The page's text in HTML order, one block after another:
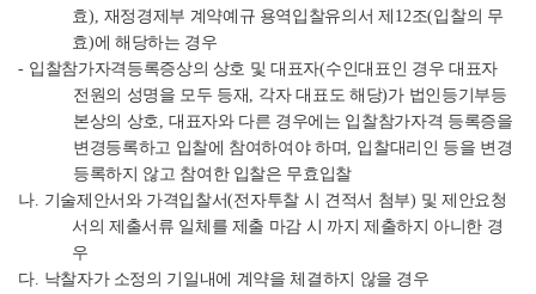
효), 재정경제부 계약예규 용역입찰유의서 제 12조(입찰의 무
효)에 해당하는 경우
- 입찰참가자격등록증상의 상호 및 대표자(수인대표인 경우 대표자
전원의 성명을 모두 등재
각자 대표도 해당)가 법인등기부등
본상의 상호 대표자와 다른 경우에는 입찰참가자격 등록증을
변경등록하고 입찰에 참여하여야 하며
입찰대리인 등을 변경
등록하지 않고 참여한 입찰은 무효입찰
나. 기술제안서와 가격입찰서(전자투찰 시 견적서 첨부) 및 제안요청
서의 제출서류 일체를 제출 마감 시 까지 제출하지 아니한 경
우
다. 낙찰자가 소정의 기일내에 계약을 체결하지 않을 경우